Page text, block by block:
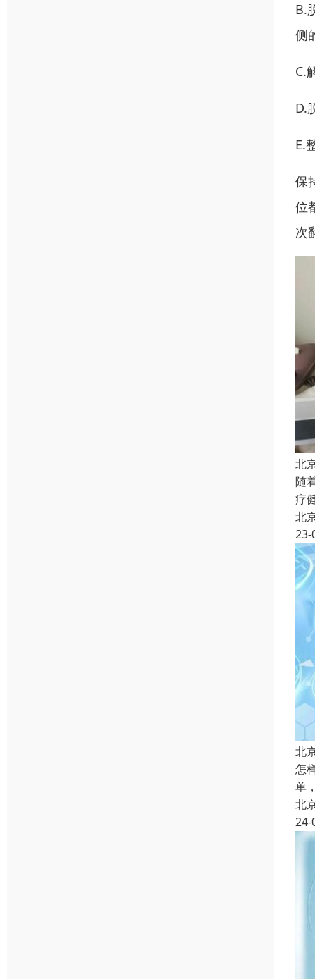
B.
侧
C.
D.
E.
保
位
次
北
随
疗
北
23-
北
怎
单
北
24-